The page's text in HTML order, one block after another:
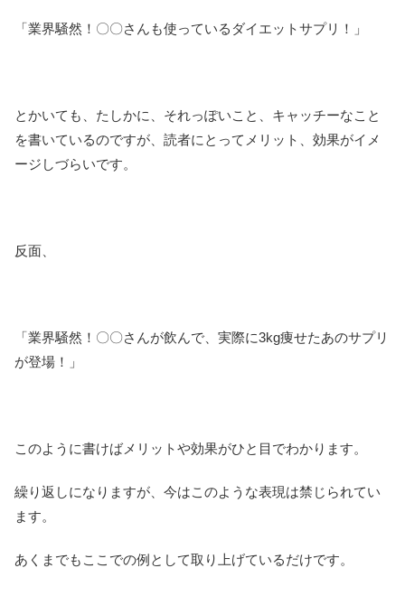
「業界騒然！〇〇さんも使っているダイエットサプリ！」
とかいても、たしかに、それっぽいこと、キャッチーなこと
を書いているのですが、読者にとってメリット、効果がイメ
ージしづらいです。
反面、
「業界騒然！〇〇さんが飲んで、実際に3kg痩せたあのサプリ
が登場！」
このように書けばメリットや効果がひと目でわかります。
繰り返しになりますが、今はこのような表現は禁じられてい
ます。
あくまでもここでの例として取り上げているだけです。